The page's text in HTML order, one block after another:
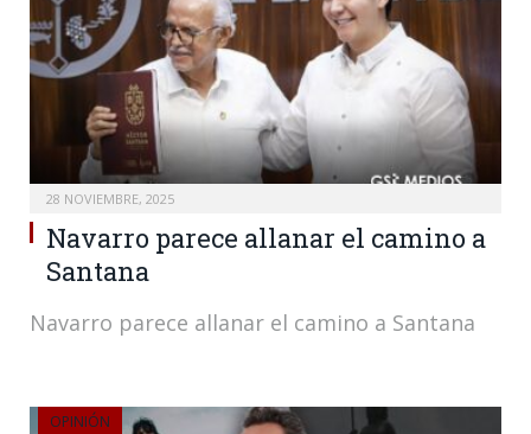
28 NOVIEMBRE, 2025
Navarro parece allanar el camino a
Santana
Navarro parece allanar el camino a Santana
OPINIÓN